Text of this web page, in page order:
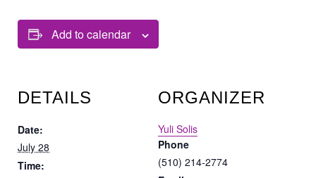
Add to calendar
DETAILS
Date:
July 28
Time:
ORGANIZER
Yuli Solis
Phone
(510) 214-2774